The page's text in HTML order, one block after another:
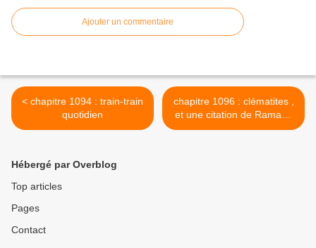
Ajouter un commentaire
< chapitre 1094 : train-train
quotidien
chapitre 1096 : clématites ,
et une citation de Ramana
Maharshi >
Hébergé par Overblog
Top articles
Pages
Contact